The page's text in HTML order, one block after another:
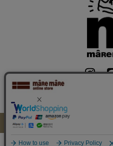
会社概要
Copyright © mare mare